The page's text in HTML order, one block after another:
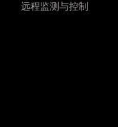
远程监测与控制